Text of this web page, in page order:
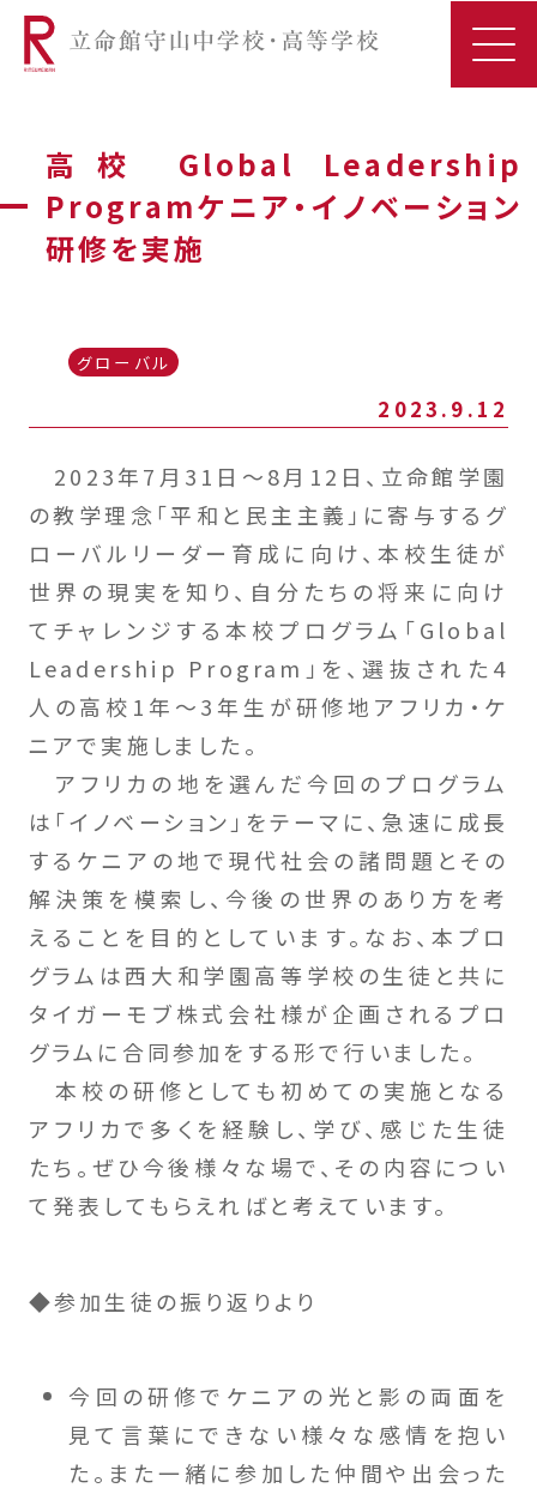
高校 Global Leadership
Programケニア・イノベーション
研修を実施
グローバル
2023.9.12
2023年7月31日～8月12日、立命館学園
の教学理念「平和と民主主義」に寄与するグ
ローバルリーダー育成に向け、本校生徒が
世界の現実を知り、自分たちの将来に向け
てチャレンジする本校プログラム「Global
Leadership Program」を、選抜された4
人の高校1年～3年生が研修地アフリカ・ケ
ニアで実施しました。
アフリカの地を選んだ今回のプログラム
は「イノベーション」をテーマに、急速に成長
するケニアの地で現代社会の諸問題とその
解決策を模索し、今後の世界のあり方を考
えることを目的としています。なお、本プロ
グラムは西大和学園高等学校の生徒と共に
タイガーモブ株式会社様が企画されるプロ
グラムに合同参加をする形で行いました。
本校の研修としても初めての実施となる
アフリカで多くを経験し、学び、感じた生徒
たち。ぜひ今後様々な場で、その内容につい
て発表してもらえればと考えています。
◆参加生徒の振り返りより
今回の研修でケニアの光と影の両面を
見て言葉にできない様々な感情を抱い
た。また一緒に参加した仲間や出会った